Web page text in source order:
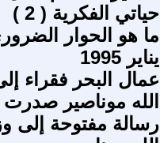
حياتي الفكرية ( 2 )
ما هو الحوار
يناير 1995
عمال البحر فقراء
الله موناصير صدرت
رسالة مفتوحة إلى